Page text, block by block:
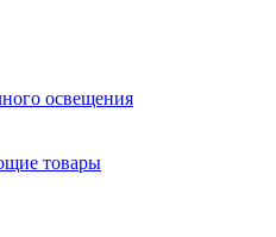
освещения
товары